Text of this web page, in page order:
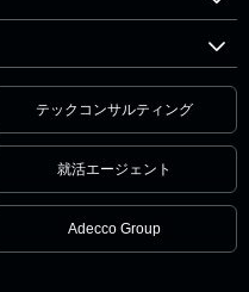
テックコンサルティング
就活エージェント
Adecco Group